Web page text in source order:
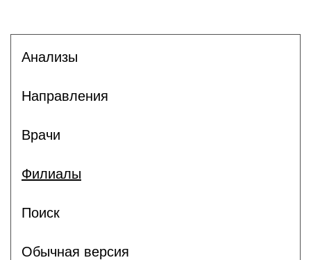
Анализы
Направления
Врачи
Филиалы
Поиск
Обычная версия